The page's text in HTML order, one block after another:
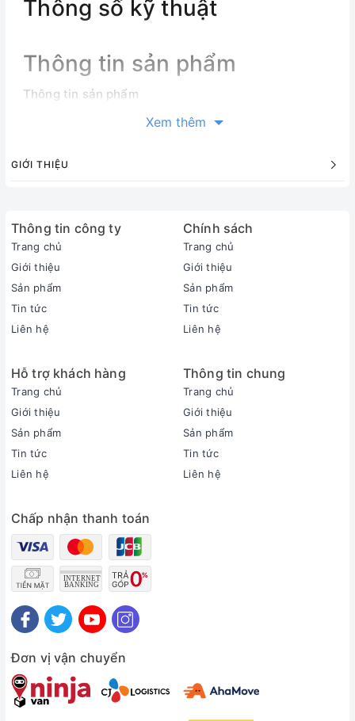
Thông số kỹ thuật
Thông tin sản phẩm
Thông tin sản phẩm
Có Inverter
Phạm vi làm lạnh hiệu quả:
Từ 15 - 20m² (từ 40 đến 60m³)
Độ ồn trung bình (được đo trong phòng thí nghiệm):
Dàn lạnh: 29 dB - Dàn nóng: 51 dB
Sản xuất tại:
Thời gian bảo hành cục lạnh, cục nóng:
2 năm
Thời gian bảo hành máy nén:
Máy nén 12 năm
Chất liệu dàn tản nhiệt:
phủ lớp Black Fin
R-32
Mức tiêu thụ điện năng
Tiêu thụ điện:
1.2 kWh
Nhãn năng lượng:
5 sao (Hiệu suất năng lượng 5.21)
Công nghệ tiết kiệm điện:
PID InverterEco
Khả năng lọc không khí
Lọc bụi, kháng khuẩn, khử mùi:
Xem thêm
GIỚI THIỆU
Thông tin công ty
Trang chủ
Giới thiệu
Sản phẩm
Tin tức
Liên hệ
Chính sách
Trang chủ
Giới thiệu
Sản phẩm
Tin tức
Liên hệ
Hỗ trợ khách hàng
Trang chủ
Giới thiệu
Sản phẩm
Tin tức
Liên hệ
Thông tin chung
Trang chủ
Giới thiệu
Sản phẩm
Tin tức
Liên hệ
Chấp nhận thanh toán
Đơn vị vận chuyển